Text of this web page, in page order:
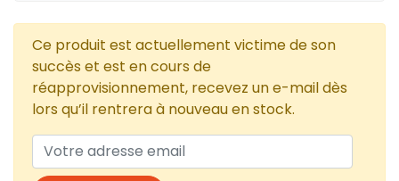
Ce produit est actuellement victime de son
succès et est en cours de
réapprovisionnement, recevez un e-mail dès
lors qu’il rentrera à nouveau en stock.